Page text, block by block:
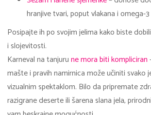
hranjive tvari, poput vlakana i omega-
Posipajte ih po svojim jelima kako biste
i slojevitosti.
Karneval na tanjurune mora biti kompliciran
mašte i pravih namirnica može učiniti svako
vizualnim spektaklom. Bilo da pripremate
razigrane deserte ili šarena slana jela,